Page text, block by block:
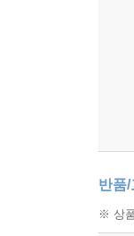
반품/
※ 상